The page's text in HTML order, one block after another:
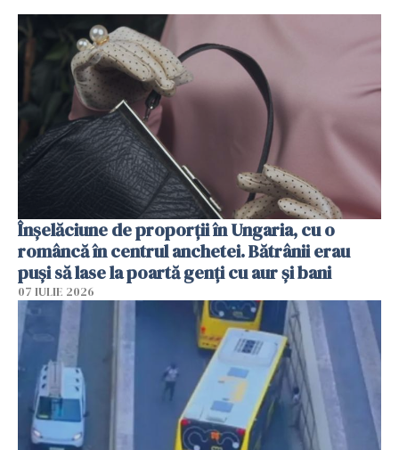
Înșelăciune de proporții în Ungaria, cu o
româncă în centrul anchetei. Bătrânii erau
puși să lase la poartă genți cu aur și bani
07 IULIE 2026